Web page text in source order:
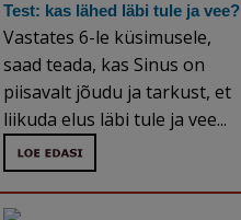
Test: kas lähed läbi tule ja vee?
Vastates 6-le küsimusele,
saad teada, kas Sinus on
piisavalt jõudu ja tarkust, et
liikuda elus läbi tule ja vee...